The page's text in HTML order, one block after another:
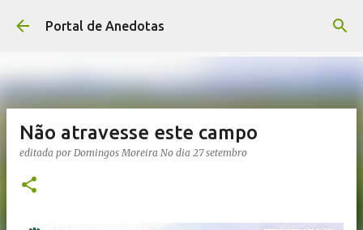
Avançar para o conteúdo principal
Portal de Anedotas
Não atravesse este campo
editada por Domingos Moreira No dia 27 setembro